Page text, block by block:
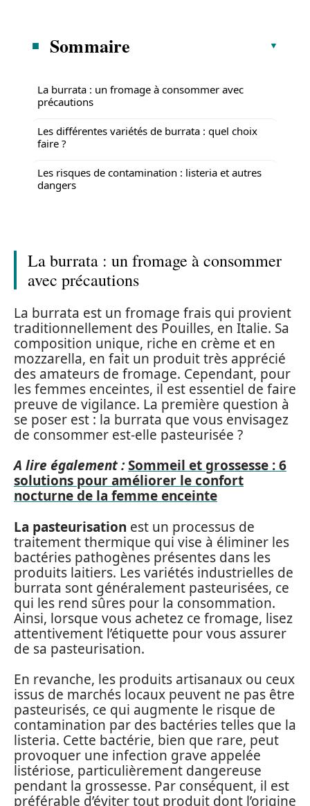
Sommaire
La burrata : un fromage à consommer avec
précautions
Les différentes variétés de burrata : quel choix
faire ?
Les risques de contamination : listeria et autres
dangers
La burrata : un fromage à consommer
avec précautions
La burrata est un fromage frais qui provient
traditionnellement des Pouilles, en Italie. Sa
composition unique, riche en crème et en
mozzarella, en fait un produit très apprécié
des amateurs de fromage. Cependant, pour
les femmes enceintes, il est essentiel de faire
preuve de vigilance. La première question à
se poser est : la burrata que vous envisagez
de consommer est-elle pasteurisée ?
A lire également :Sommeil et grossesse : 6
solutions pour améliorer le confort
nocturne de la femme enceinte
La pasteurisation est un processus de
traitement thermique qui vise à éliminer les
bactéries pathogènes présentes dans les
produits laitiers. Les variétés industrielles de
burrata sont généralement pasteurisées, ce
qui les rend sûres pour la consommation.
Ainsi, lorsque vous achetez ce fromage, lisez
attentivement l’étiquette pour vous assurer
de sa pasteurisation.
En revanche, les produits artisanaux ou ceux
issus de marchés locaux peuvent ne pas être
pasteurisés, ce qui augmente le risque de
contamination par des bactéries telles que la
listeria. Cette bactérie, bien que rare, peut
provoquer une infection grave appelée
listériose, particulièrement dangereuse
pendant la grossesse. Par conséquent, il est
préférable d’éviter tout produit dont l’origine